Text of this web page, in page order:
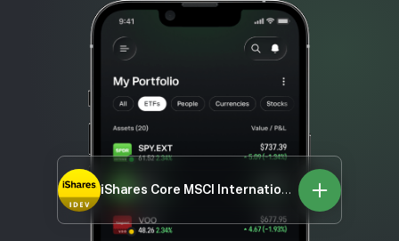
iShares Core MSCI International Developed Markets ETF